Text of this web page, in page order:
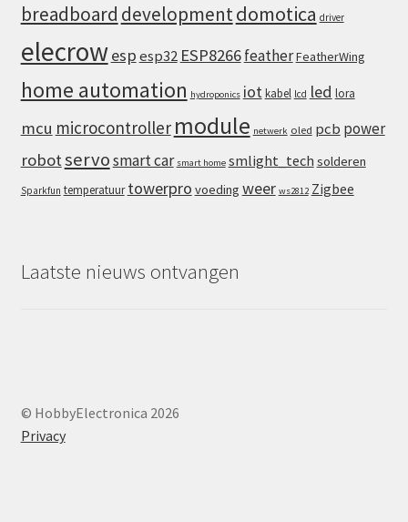
breadboard developmentdomotica driver
elecrowespesp32 ESP8266featherFeatherWing
home automation hydroponics iot kabel lcd led lora
mcu microcontroller module netwerk oled pcb power
robotservosmart car smart home smlight_tech solderen
Sparkfun temperatuur towerpro voeding weer ws2812 Zigbee
Laatste nieuws ontvangen
© HobbyElectronica 2026
Privacy